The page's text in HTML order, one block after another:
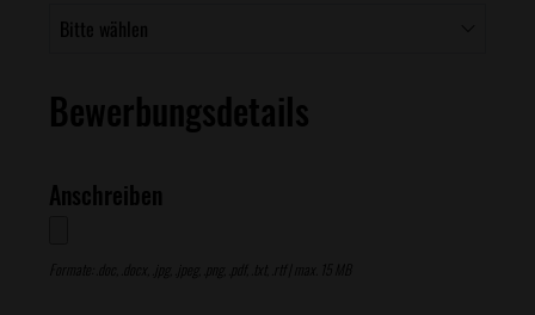
Bewerbungsdetails
Anschreiben
Formate: .doc, .docx, .jpg, .jpeg, .png, .pdf, .txt, .rtf | max. 15 MB